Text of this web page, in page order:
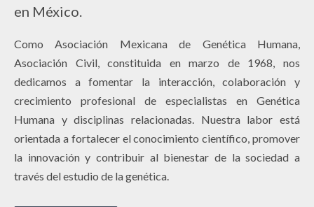
en México.
Como Asociación Mexicana de Genética Humana,
Asociación Civil, constituida en marzo de 1968, nos
dedicamos a fomentar la interacción, colaboración y
crecimiento profesional de especialistas en Genética
Humana y disciplinas relacionadas. Nuestra labor está
orientada a fortalecer el conocimiento científico, promover
la innovación y contribuir al bienestar de la sociedad a
través del estudio de la genética.